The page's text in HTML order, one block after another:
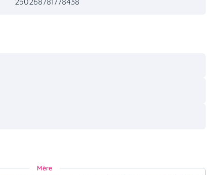
Mère